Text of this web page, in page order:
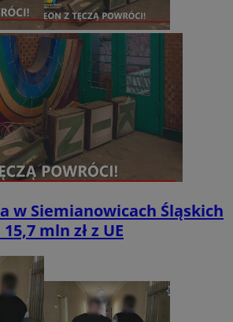
w Siemianowicach Śląskich
mln zł z UE